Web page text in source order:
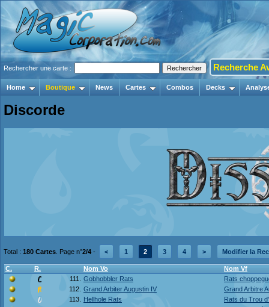
Rechercher une carte : Recherche
Home Boutique News Cartes Combos Decks
Discorde
Total : 180 Cartes . Page n°2/4 - < 1 2 3 4 > Modifier la
C. R. Nom Vo
Nom Vf
111.
Gobhobbler Rats
Rats
112. Grand Arbiter Augustin IV
Grand Arbitre
113.
Hellhole Rats
Rats du Trou